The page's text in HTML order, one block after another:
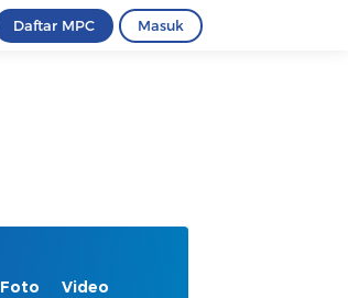
Daftar MPC Masuk
Foto Video